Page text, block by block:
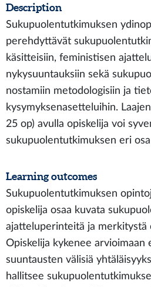
Description
Sukupuolentutkimuksen
perehdyttävät
käsitteisiin, feministisen
nykysuuntauksiin sekä
nostamiin metodologisiin ja
kysymyksenasetteluihin.
25 op) avulla opiskelija voi
sukupuolentutkimuksen eri
Learning outcomes
Sukupuolentutkimuksen
opiskelija osaa kuvata
ajatteluperinteitä ja merkitystä
Opiskelija kykenee arvioimaan
suuntausten välisiä
hallitsee